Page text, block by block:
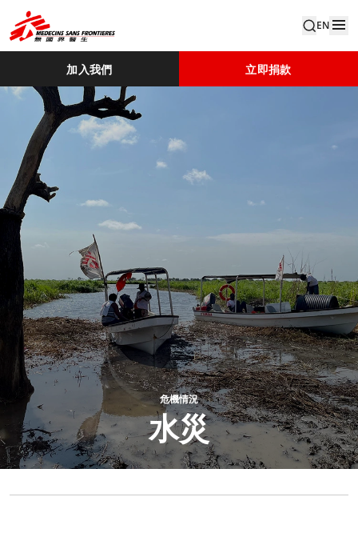
EN
加入我們 立即捐款
危機情況
水災